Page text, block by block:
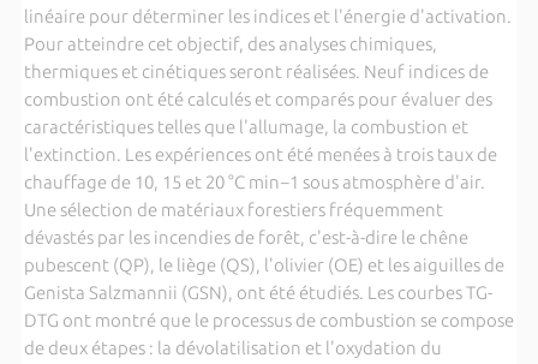
linéaire pour déterminer les indices et l'énergie d'activation.
Pour atteindre cet objectif, des analyses chimiques,
thermiques et cinétiques seront réalisées. Neuf indices de
combustion ont été calculés et comparés pour évaluer des
caractéristiques telles que l'allumage, la combustion et
l'extinction. Les expériences ont été menées à trois taux de
chauffage de 10, 15 et 20 °C min−1 sous atmosphère d'air.
Une sélection de matériaux forestiers fréquemment
dévastés par les incendies de forêt, c'est-à-dire le chêne
pubescent (QP), le liège (QS), l'olivier (OE) et les aiguilles de
Genista Salzmannii (GSN), ont été étudiés. Les courbes TG-
DTG ont montré que le processus de combustion se compose
de deux étapes : la dévolatilisation et l'oxydation du